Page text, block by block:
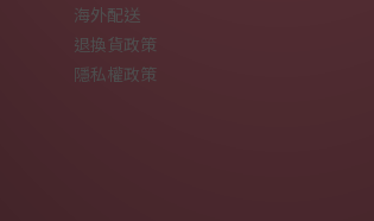
海外配送
退換貨政策
隱私權政策